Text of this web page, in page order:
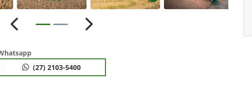
Anterior Próximo
(27) 2103-5400